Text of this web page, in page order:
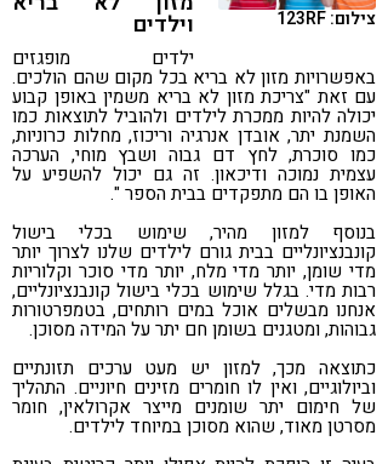
צילום: 123RF וילדים
ילדים מופגזים
באפשרויות מזון לא בריא בכל מקום שהם הולכים.
עם זאת "צריכת מזון לא בריא משמין באופן קבוע
יכולה להיות ממכרת לילדים ולהוביל לתוצאות כמו
השמנת יתר, אובדן אנרגיה וריכוז, מחלות כרוניות,
כמו סוכרת, לחץ דם גבוה ושבץ מוחי, הערכה
עצמית נמוכה ודיכאון. זה גם יכול להשפיע על
האופן בו הם מתפקדים בבית הספר ".
בנוסף למזון מהיר, שימוש בכלי בישול
קונבנציונליים בבית גורם לילדים שלנו לצרוך יותר
מדי שומן, יותר מדי מלח, יותר מדי סוכר וקלוריות
רבות מדי. בגלל שימוש בכלי בישול קונבנציונליים,
אנחנו מבשלים אוכל במים רותחים, בטמפרטורות
גבוהות, ומטגנים בשומן חם יתר על המידה מסוכן.
כתוצאה מכך, למזון יש מעט ערכים תזונתיים
וביולוגיים, ואין לו חומרים מזינים חיוניים. התהליך
של חימום יתר שומנים מייצר אקרולאין, חומר
מסרטן מאוד, שהוא מסוכן במיוחד לילדים.